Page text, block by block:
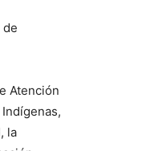
de
Atención
la